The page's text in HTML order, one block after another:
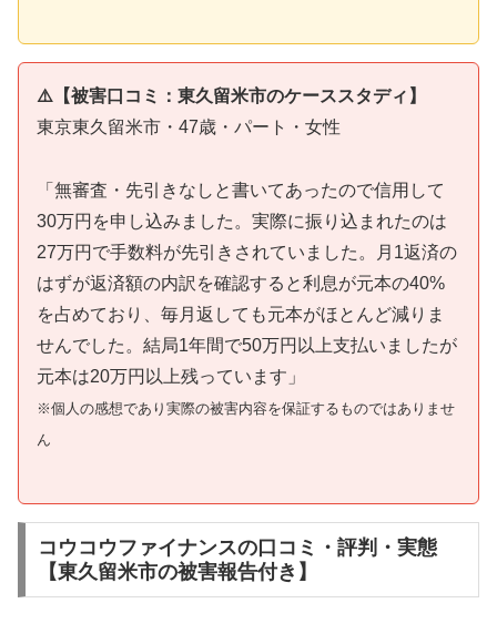
⚠️【被害口コミ：東久留米市のケーススタディ】
東京東久留米市・47歳・パート・女性
「無審査・先引きなしと書いてあったので信用して
30万円を申し込みました。実際に振り込まれたのは
27万円で手数料が先引きされていました。月1返済の
はずが返済額の内訳を確認すると利息が元本の40%
を占めており、毎月返しても元本がほとんど減りま
せんでした。結局1年間で50万円以上支払いましたが
元本は20万円以上残っています」
※個人の感想であり実際の被害内容を保証するものではありませ
ん
コウコウファイナンスの口コミ・評判・実態
【東久留米市の被害報告付き】